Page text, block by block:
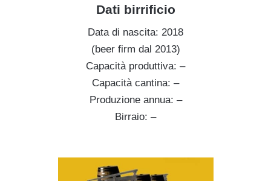
Dati birrificio
Data di nascita: 2018
(beer firm dal 2013)
Capacità produttiva: –
Capacità cantina: –
Produzione annua: –
Birraio: –